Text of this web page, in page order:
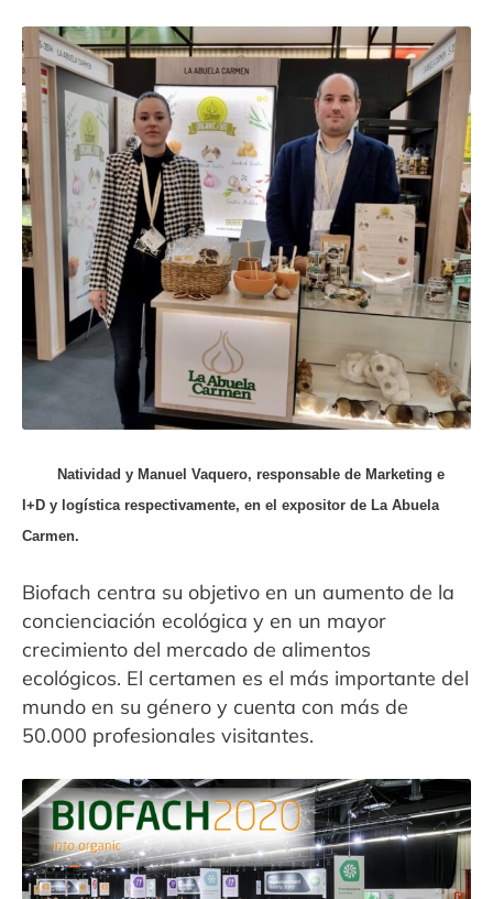
Natividad y Manuel Vaquero, responsable de Marketing e
I+D y logística respectivamente, en el expositor de La Abuela
Carmen.
Biofach centra su objetivo en un aumento de la
concienciación ecológica y en un mayor
crecimiento del mercado de alimentos
ecológicos. El certamen es el más importante del
mundo en su género y cuenta con más de
50.000 profesionales visitantes.